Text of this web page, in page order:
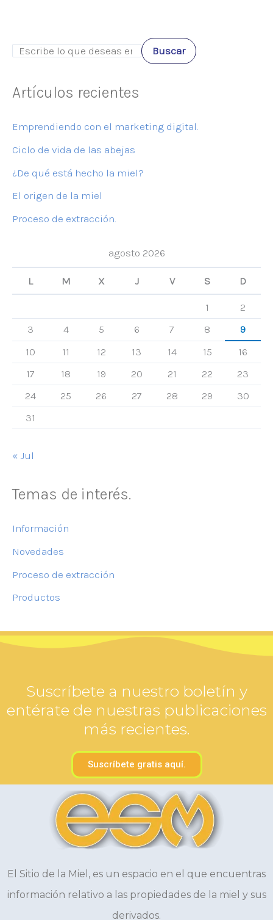
Buscar
Artículos recientes
Emprendiendo con el marketing digital.
Ciclo de vida de las abejas
¿De qué está hecho la miel?
El origen de la miel
Proceso de extracción.
agosto 2026
L M X J V S D
1
2
3
4 5 6 7 8
9
10
11 12 13 14 15
16
17
18 19 20 21 22
23
24
25 26 27 28 29
30
31
« Jul
Temas de interés.
Información
Novedades
Proceso de extracción
Productos
Suscríbete a nuestro boletín y
entérate de nuestras publicaciones
más recientes.
Suscríbete gratis aquí.
El Sitio de la Miel, es un espacio en el que encuentras
información relativo a las propiedades de la miel y sus
derivados.